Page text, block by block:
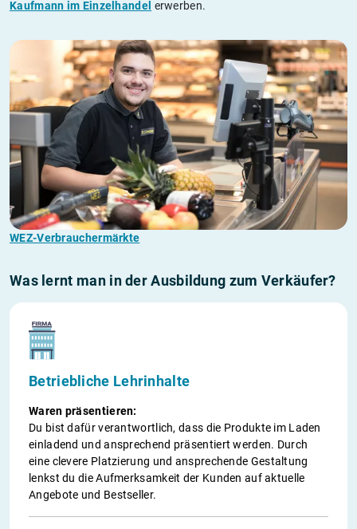
Kaufmann im Einzelhandel erwerben.
WEZ-Verbrauchermärkte
Was lernt man in der Ausbildung zum Verkäufer?
Betriebliche Lehrinhalte
Waren präsentieren:
Du bist dafür verantwortlich, dass die Produkte im Laden
einladend und ansprechend präsentiert werden. Durch
eine clevere Platzierung und ansprechende Gestaltung
lenkst du die Aufmerksamkeit der Kunden auf aktuelle
Angebote und Bestseller.